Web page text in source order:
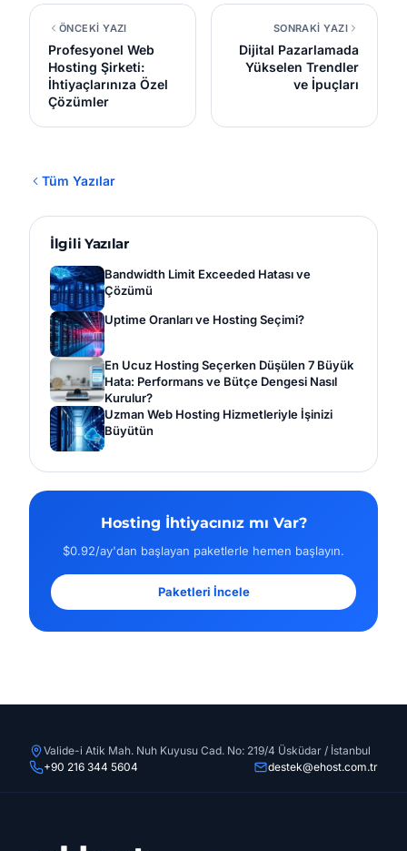
ÖNCEKİ YAZI
Profesyonel Web
Hosting Şirketi:
İhtiyaçlarınıza Özel
Çözümler
SONRAKİ YAZI
Dijital Pazarlamada
Yükselen Trendler
ve İpuçları
Tüm Yazılar
İlgili Yazılar
Bandwidth Limit Exceeded Hatası ve
Çözümü
Uptime Oranları ve Hosting Seçimi?
En Ucuz Hosting Seçerken Düşülen 7 Büyük
Hata: Performans ve Bütçe Dengesi Nasıl
Kurulur?
Uzman Web Hosting Hizmetleriyle İşinizi
Büyütün
Hosting İhtiyacınız mı Var?
$0.92/ay'dan başlayan paketlerle hemen başlayın.
Paketleri İncele
Valide-i Atik Mah. Nuh Kuyusu Cad. No: 219/4 Üsküdar / İstanbul
+90 216 344 5604
destek@ehost.com.tr